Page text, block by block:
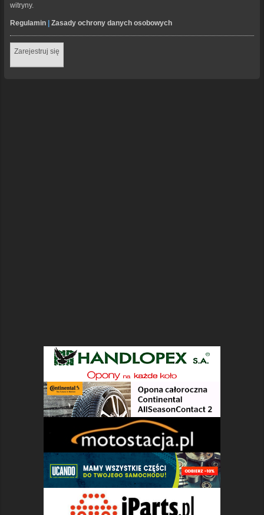
witryny.
Regulamin | Zasady ochrony danych osobowych
Zarejestruj się